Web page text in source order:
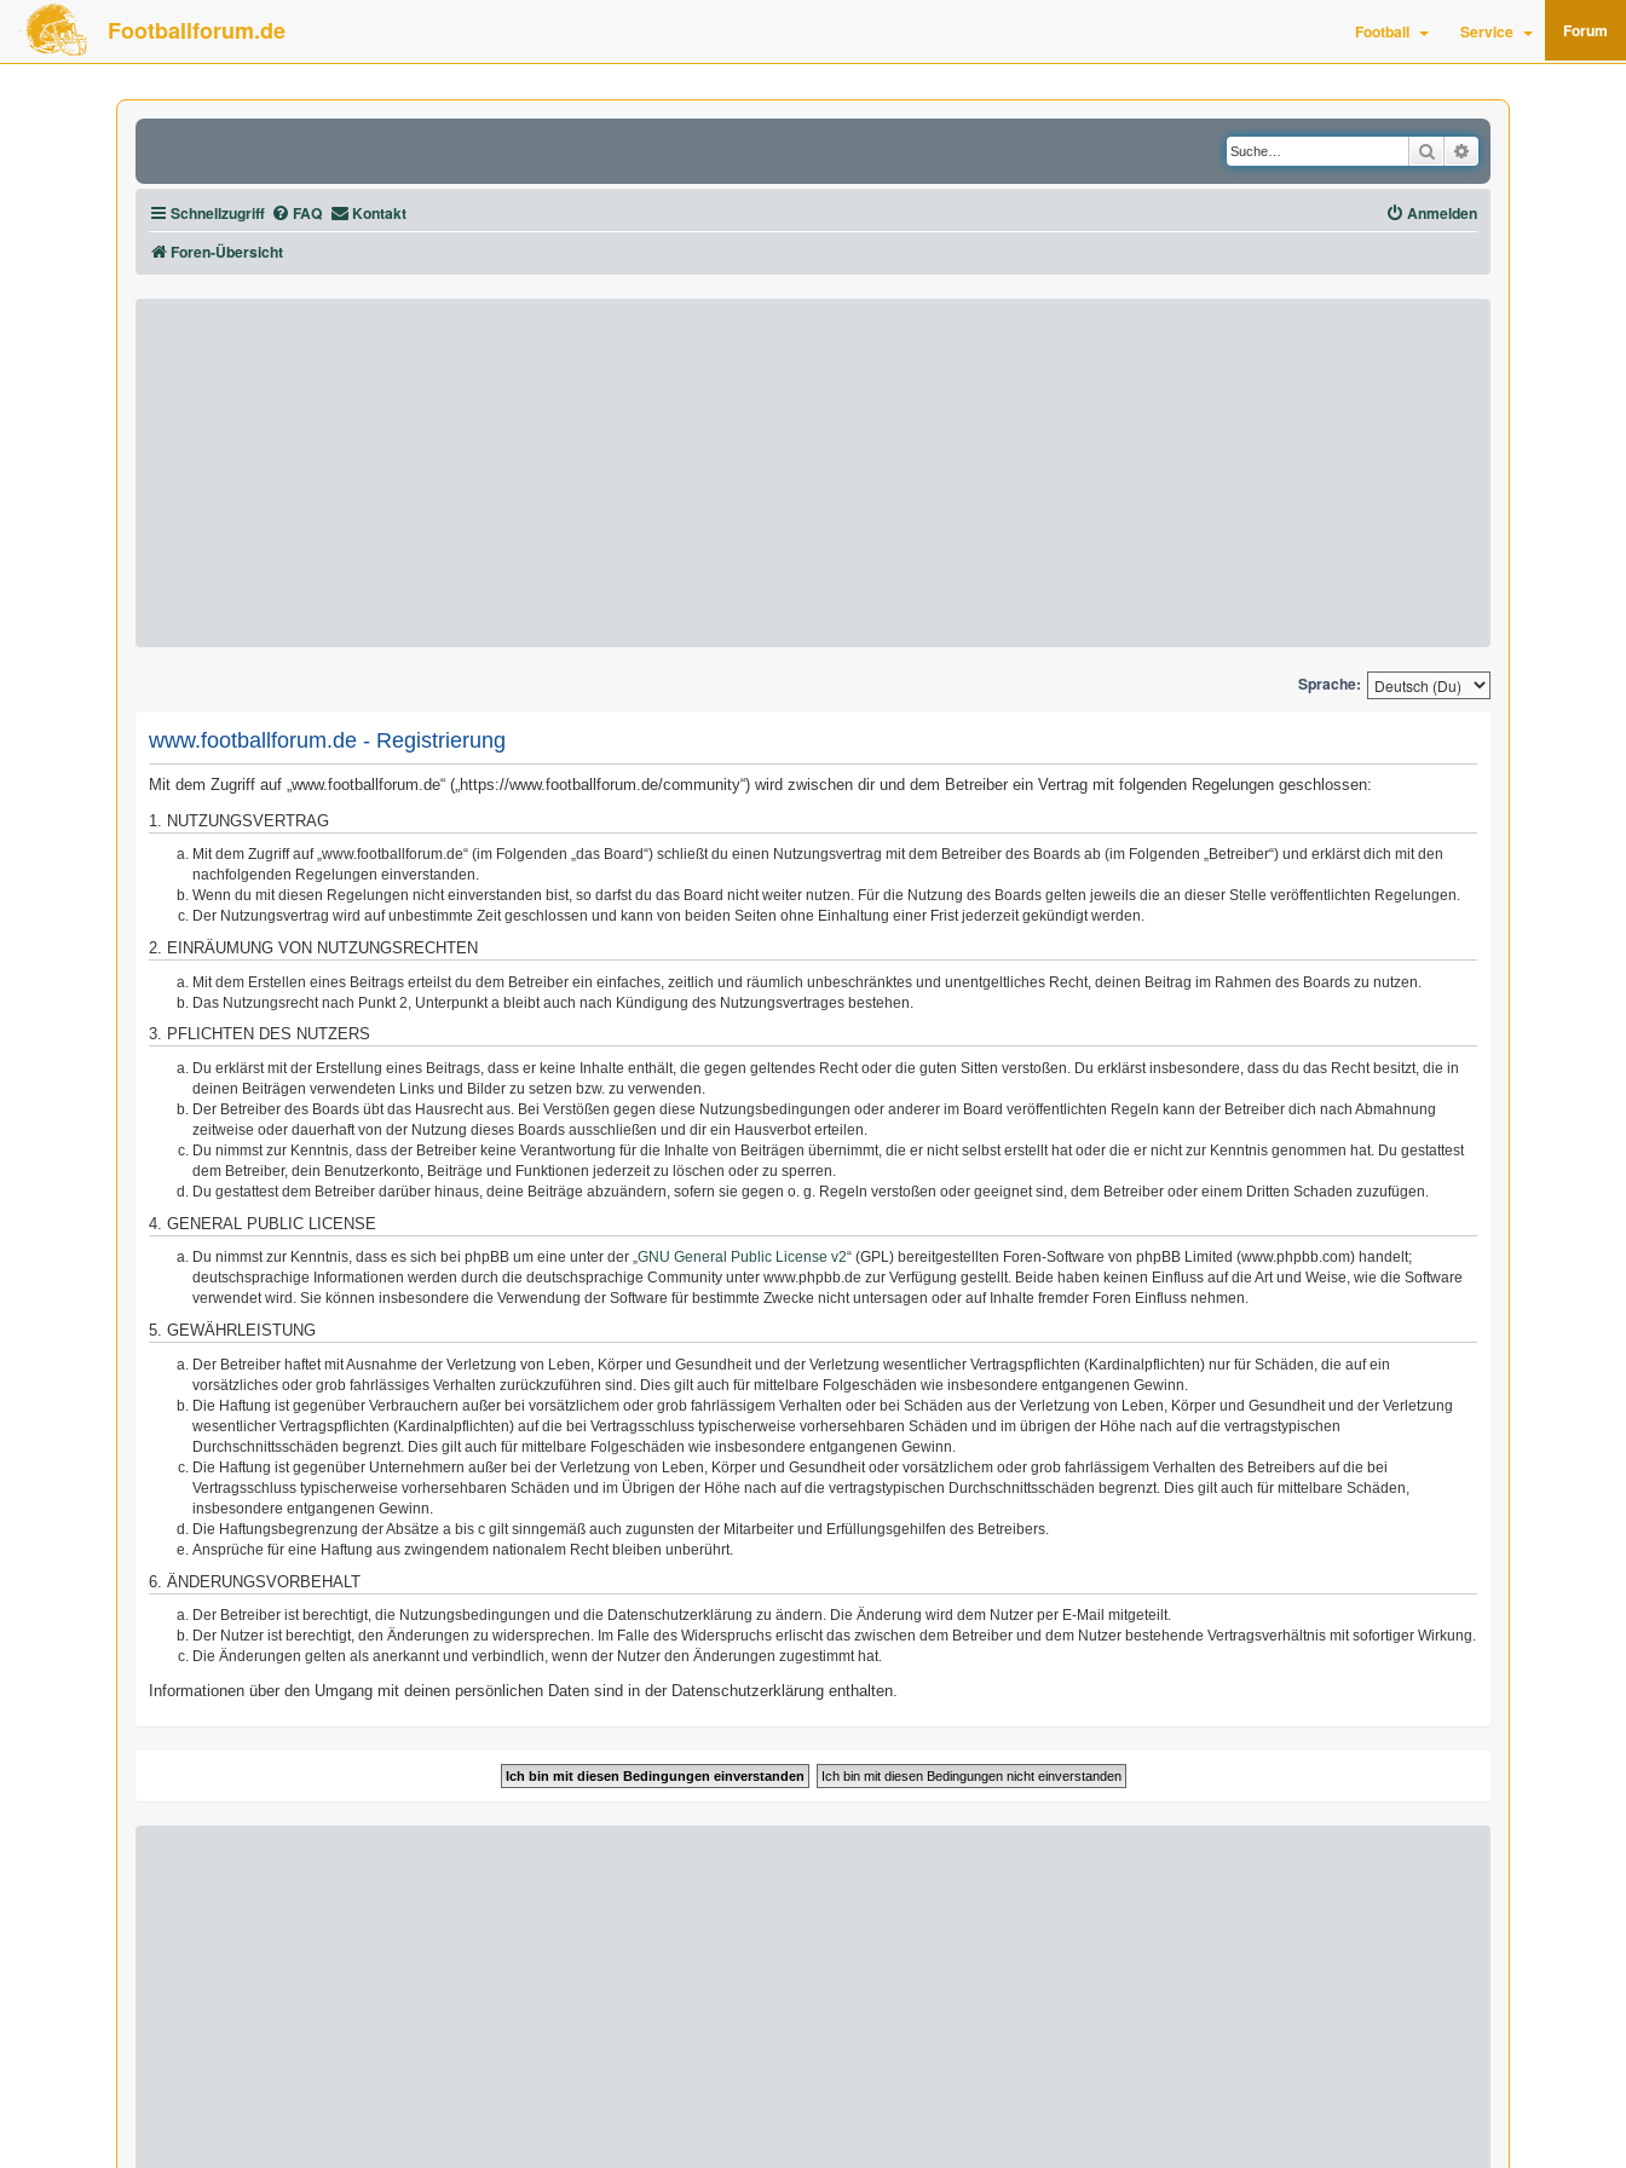
Footballforum.de Football Service Forum
Suche
Schnellzugriff FAQ Kontakt
Anmelden
Foren-Übersicht
Sprache:
www.footballforum.de - Registrierung
Mit dem Zugriff auf „www.footballforum.de“ („https://www.footballforum.de/community“) wird zwischen dir und dem Betreiber ein Vertrag mit folgenden Regelungen geschlossen:
1. NUTZUNGSVERTRAG
Mit dem Zugriff auf „www.footballforum.de“ (im Folgenden „das Board“) schließt du einen Nutzungsvertrag mit dem Betreiber des Boards ab (im Folgenden „Betreiber“) und erklärst dich mit den
nachfolgenden Regelungen einverstanden.
Wenn du mit diesen Regelungen nicht einverstanden bist, so darfst du das Board nicht weiter nutzen. Für die Nutzung des Boards gelten jeweils die an dieser Stelle veröffentlichten Regelungen.
Der Nutzungsvertrag wird auf unbestimmte Zeit geschlossen und kann von beiden Seiten ohne Einhaltung einer Frist jederzeit gekündigt werden.
2. EINRÄUMUNG VON NUTZUNGSRECHTEN
Mit dem Erstellen eines Beitrags erteilst du dem Betreiber ein einfaches, zeitlich und räumlich unbeschränktes und unentgeltliches Recht, deinen Beitrag im Rahmen des Boards zu nutzen.
Das Nutzungsrecht nach Punkt 2, Unterpunkt a bleibt auch nach Kündigung des Nutzungsvertrages bestehen.
3. PFLICHTEN DES NUTZERS
Du erklärst mit der Erstellung eines Beitrags, dass er keine Inhalte enthält, die gegen geltendes Recht oder die guten Sitten verstoßen. Du erklärst insbesondere, dass du das Recht besitzt, die in
deinen Beiträgen verwendeten Links und Bilder zu setzen bzw. zu verwenden.
Der Betreiber des Boards übt das Hausrecht aus. Bei Verstößen gegen diese Nutzungsbedingungen oder anderer im Board veröffentlichten Regeln kann der Betreiber dich nach Abmahnung
zeitweise oder dauerhaft von der Nutzung dieses Boards ausschließen und dir ein Hausverbot erteilen.
Du nimmst zur Kenntnis, dass der Betreiber keine Verantwortung für die Inhalte von Beiträgen übernimmt, die er nicht selbst erstellt hat oder die er nicht zur Kenntnis genommen hat. Du gestattest
dem Betreiber, dein Benutzerkonto, Beiträge und Funktionen jederzeit zu löschen oder zu sperren.
Du gestattest dem Betreiber darüber hinaus, deine Beiträge abzuändern, sofern sie gegen o. g. Regeln verstoßen oder geeignet sind, dem Betreiber oder einem Dritten Schaden zuzufügen.
4. GENERAL PUBLIC LICENSE
Du nimmst zur Kenntnis, dass es sich bei phpBB um eine unter der „GNU General Public License v2“ (GPL) bereitgestellten Foren-Software von phpBB Limited (www.phpbb.com) handelt;
deutschsprachige Informationen werden durch die deutschsprachige Community unter www.phpbb.de zur Verfügung gestellt. Beide haben keinen Einfluss auf die Art und Weise, wie die Software
verwendet wird. Sie können insbesondere die Verwendung der Software für bestimmte Zwecke nicht untersagen oder auf Inhalte fremder Foren Einfluss nehmen.
5. GEWÄHRLEISTUNG
Der Betreiber haftet mit Ausnahme der Verletzung von Leben, Körper und Gesundheit und der Verletzung wesentlicher Vertragspflichten (Kardinalpflichten) nur für Schäden, die auf ein
vorsätzliches oder grob fahrlässiges Verhalten zurückzuführen sind. Dies gilt auch für mittelbare Folgeschäden wie insbesondere entgangenen Gewinn.
Die Haftung ist gegenüber Verbrauchern außer bei vorsätzlichem oder grob fahrlässigem Verhalten oder bei Schäden aus der Verletzung von Leben, Körper und Gesundheit und der Verletzung
wesentlicher Vertragspflichten (Kardinalpflichten) auf die bei Vertragsschluss typischerweise vorhersehbaren Schäden und im übrigen der Höhe nach auf die vertragstypischen
Durchschnittsschäden begrenzt. Dies gilt auch für mittelbare Folgeschäden wie insbesondere entgangenen Gewinn.
Die Haftung ist gegenüber Unternehmern außer bei der Verletzung von Leben, Körper und Gesundheit oder vorsätzlichem oder grob fahrlässigem Verhalten des Betreibers auf die bei
Vertragsschluss typischerweise vorhersehbaren Schäden und im Übrigen der Höhe nach auf die vertragstypischen Durchschnittsschäden begrenzt. Dies gilt auch für mittelbare Schäden,
insbesondere entgangenen Gewinn.
Die Haftungsbegrenzung der Absätze a bis c gilt sinngemäß auch zugunsten der Mitarbeiter und Erfüllungsgehilfen des Betreibers.
Ansprüche für eine Haftung aus zwingendem nationalem Recht bleiben unberührt.
6. ÄNDERUNGSVORBEHALT
Der Betreiber ist berechtigt, die Nutzungsbedingungen und die Datenschutzerklärung zu ändern. Die Änderung wird dem Nutzer per E-Mail mitgeteilt.
Der Nutzer ist berechtigt, den Änderungen zu widersprechen. Im Falle des Widerspruchs erlischt das zwischen dem Betreiber und dem Nutzer bestehende Vertragsverhältnis mit sofortiger Wirkung.
Die Änderungen gelten als anerkannt und verbindlich, wenn der Nutzer den Änderungen zugestimmt hat.
Informationen über den Umgang mit deinen persönlichen Daten sind in der Datenschutzerklärung enthalten.